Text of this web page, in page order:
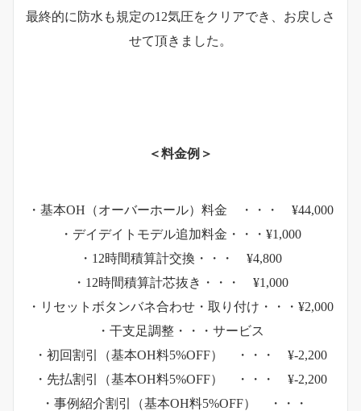
最終的に防水も規定の12気圧をクリアでき、お戻しさ
せて頂きました。
＜料金例＞
・基本OH（オーバーホール）料金 ・・・ ¥44,000
・デイデイトモデル追加料金・・・¥1,000
・12時間積算計交換・・・ ¥4,800
・12時間積算計芯抜き・・・ ¥1,000
・リセットボタンバネ合わせ・取り付け・・・¥2,000
・干支足調整・・・サービス
・初回割引（基本OH料5%OFF） ・・・ ¥-2,200
・先払割引（基本OH料5%OFF） ・・・ ¥-2,200
・事例紹介割引（基本OH料5%OFF） ・・・